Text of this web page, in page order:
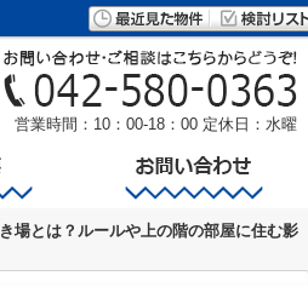
営業時間：10：00-18：00 定休日：水曜
場とは？ルールや上の階の部屋に住む影